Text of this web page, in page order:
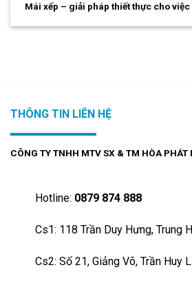
Mái xếp – giải pháp thiết thực cho
THÔNG TIN LIÊN HỆ
CÔNG TY TNHH MTV SX & TM HÒA PHÁT
Hotline: 0879 874 888
Cs1: 118 Trần Duy Hưng, Trung
Cs2: Số 21, Giảng Võ, Trần Huy